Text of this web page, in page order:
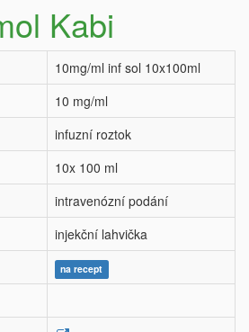
Kabi
10mg/ml inf sol 10x100ml
10 mg/ml
infuzní roztok
10x 100 ml
intravenózní podání
injekční lahvička
na recept